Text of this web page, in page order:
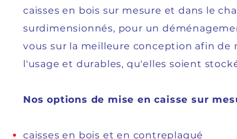
caisses en bois sur mesure et dans le
surdimensionnés, pour un
vous sur la meilleure conception afin de
l'usage et durables, qu'elles soient
Nos options de mise en caisse sur
caisses en bois et en contreplaqué